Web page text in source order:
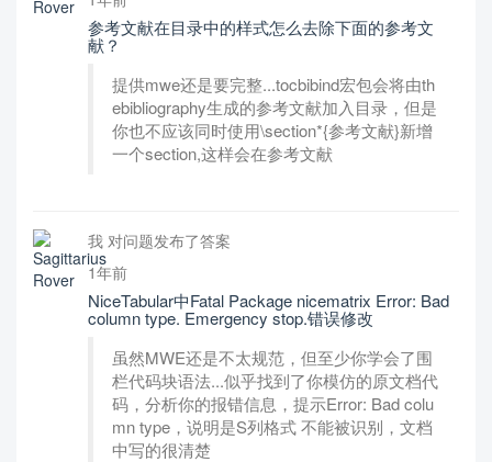
参考文献在目录中的样式怎么去除下面的参考文
献？
提供mwe还是要完整...tocbibind宏包会将由th
ebibliography生成的参考文献加入目录，但是
你也不应该同时使用\section*{参考文献}新增
一个section,这样会在参考文献
我 对问题发布了答案
1年前
NiceTabular中Fatal Package nicematrix Error: Bad
column type. Emergency stop.错误修改
虽然MWE还是不太规范，但至少你学会了围
栏代码块语法...似乎找到了你模仿的原文档代
码，分析你的报错信息，提示Error: Bad colu
mn type，说明是S列格式 不能被识别，文档
中写的很清楚